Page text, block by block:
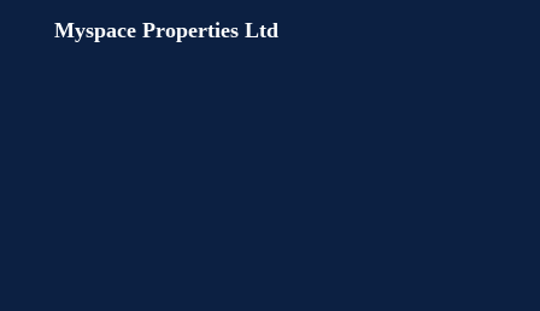
Myspace Properties Ltd